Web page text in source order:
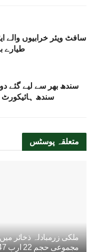
طیارے
سندھ بھر سے لیے گئے
سندھ
متعلقہ پوسٹس
مجموعی حجم 22 ارب 47 کروڑ ڈالر تک پہنچ گیا